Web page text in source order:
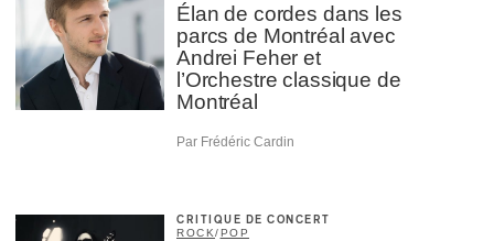
Élan de cordes dans les
parcs de Montréal avec
Andrei Feher et
l’Orchestre classique de
Montréal
Par Frédéric Cardin
CRITIQUE DE CONCERT
ROCK/POP